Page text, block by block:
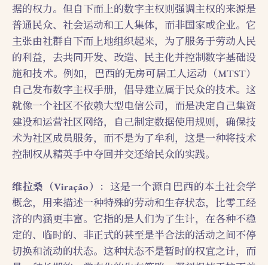
据的权力。但自下而上的数字主权则强调主权的来源是
普通民众、社会运动和工人集体，而非国家或企业。它
主张由社群自下而上地组织起来，为了服务于劳动人民
的利益，去共同开发、改造、民主化并控制数字基础设
施和技术。例如，巴西的无房可居工人运动（MTST）
自己发布数字主权手册，倡导建立属于民众的技术。这
就像一个社区不依赖大型电信公司，而是决定自己集资
建设和运营社区网络，自己制定数据使用规则，确保技
术为社区成员服务，而不是为了牟利，这是一种将技术
控制权从精英手中夺回并交还给民众的实践。
维拉桑（Viração）
：这是一个源自巴西的本土社会学
概念，用来描述一种特殊的劳动和生存状态，比零工经
济的内涵更丰富。它指的是人们为了生计，在各种不稳
定的、临时的、非正式的甚至是半合法的活动之间不停
切换和流动的状态。这种状态不是暂时的权宜之计，而